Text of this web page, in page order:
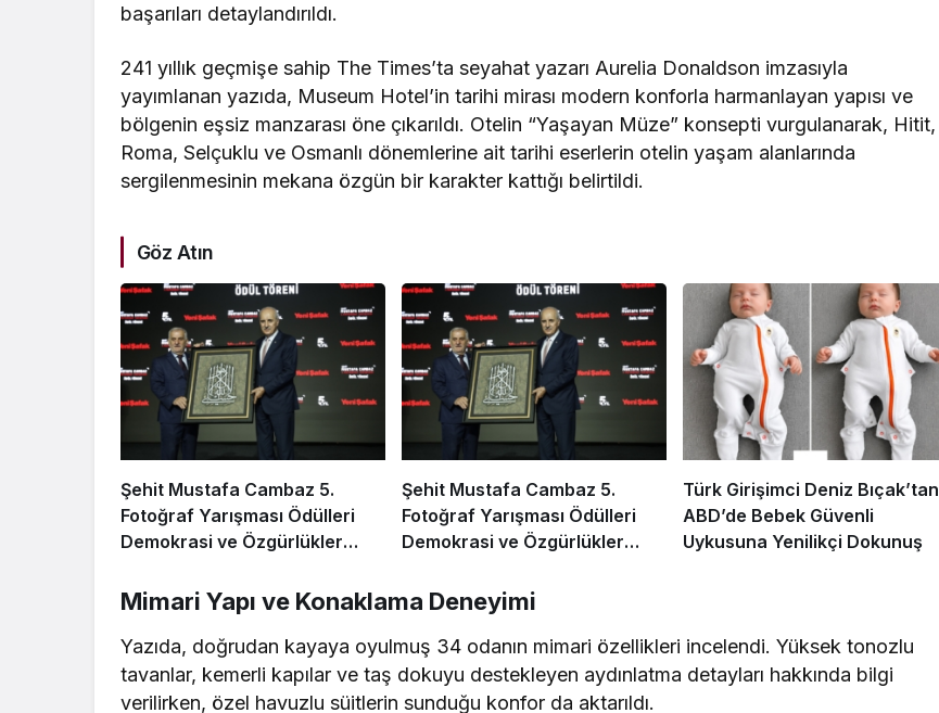
başarıları detaylandırıldı.
241 yıllık geçmişe sahip The Times’ta seyahat yazarı Aurelia Donaldson imzasıyla
yayımlanan yazıda, Museum Hotel’in tarihi mirası modern konforla harmanlayan yapısı ve
bölgenin eşsiz manzarası öne çıkarıldı. Otelin “Yaşayan Müze” konsepti vurgulanarak, Hitit,
Roma, Selçuklu ve Osmanlı dönemlerine ait tarihi eserlerin otelin yaşam alanlarında
sergilenmesinin mekana özgün bir karakter kattığı belirtildi.
Göz Atın
Şehit Mustafa Cambaz 5.
Fotoğraf Yarışması Ödülleri
Demokrasi ve Özgürlükler
Şehit Mustafa Cambaz 5.
Fotoğraf Yarışması Ödülleri
Demokrasi ve Özgürlükler
Türk Girişimci Deniz Bıçak’tan
ABD’de Bebek Güvenli
Uykusuna Yenilikçi Dokunuş
Mimari Yapı ve Konaklama Deneyimi
Yazıda, doğrudan kayaya oyulmuş 34 odanın mimari özellikleri incelendi. Yüksek tonozlu
tavanlar, kemerli kapılar ve taş dokuyu destekleyen aydınlatma detayları hakkında bilgi
verilirken, özel havuzlu süitlerin sunduğu konfor da aktarıldı.